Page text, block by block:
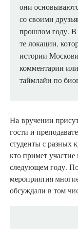
они
со своими
прошлом году. В
те локации,
истории
комментарии
таймлайн по
На вручении
гости и
студенты с разных
кто примет
следующем году.
мероприятия
обсуждали в том